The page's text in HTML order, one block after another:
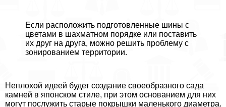
Если расположить подготовленные шины с
цветами в шахматном порядке или поставить
их друг на друга, можно решить проблему с
зонированием территории.
Неплохой идеей будет создание своеобразного сада
камней в японском стиле, при этом основанием для них
могут послужить старые покрышки маленького диаметра.